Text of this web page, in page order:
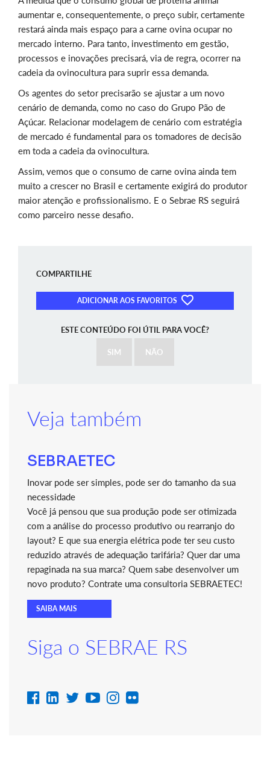
aumentar e, consequentemente, o preço subir, certamente
restará ainda mais espaço para a carne ovina ocupar no
mercado interno. Para tanto, investimento em gestão,
processos e inovações precisará, via de regra, ocorrer na
cadeia da ovinocultura para suprir essa demanda.
Os agentes do setor precisarão se ajustar a um novo
cenário de demanda, como no caso do Grupo Pão de
Açúcar. Relacionar modelagem de cenário com estratégia
de mercado é fundamental para os tomadores de decisão
em toda a cadeia da ovinocultura.
Assim, vemos que o consumo de carne ovina ainda tem
muito a crescer no Brasil e certamente exigirá do produtor
maior atenção e profissionalismo. E o Sebrae RS seguirá
como parceiro nesse desafio.
COMPARTILHE
ADICIONAR AOS FAVORITOS
ESTE CONTEÚDO FOI ÚTIL PARA VOCÊ?
SIM NÃO
Veja também
SEBRAETEC
Inovar pode ser simples, pode ser do tamanho da sua
necessidade
Você já pensou que sua produção pode ser otimizada
com a análise do processo produtivo ou rearranjo do
layout? E que sua energia elétrica pode ter seu custo
reduzido através de adequação tarifária? Quer dar uma
repaginada na sua marca? Quem sabe desenvolver um
novo produto? Contrate uma consultoria SEBRAETEC!
SAIBA MAIS
Siga o SEBRAE RS